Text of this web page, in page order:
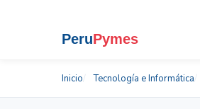
Inicio Tecnología e Informática